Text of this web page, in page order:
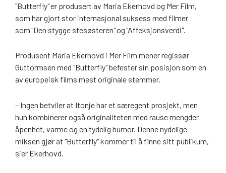
"Butterfly" er produsert av Maria Ekerhovd og Mer Film,
som har gjort stor internasjonal suksess med filmer
som "Den stygge stesøsteren" og "Affeksjonsverdi".
Produsent Maria Ekerhovd i Mer Film mener regissør
Guttormsen med "Butterfly" befester sin posisjon som en
av europeisk films mest originale stemmer.
– Ingen betviler at Itonje har et særegent prosjekt, men
hun kombinerer også originaliteten med rause mengder
åpenhet, varme og en tydelig humor. Denne nydelige
miksen gjør at "Butterfly" kommer til å finne sitt publikum,
sier Ekerhovd.